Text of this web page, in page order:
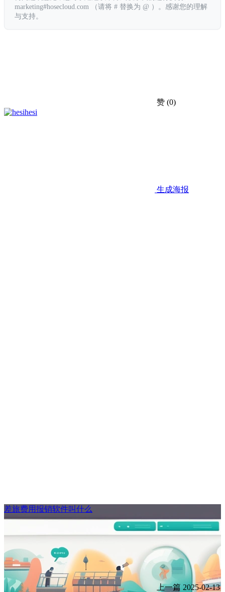
marketing#hosecloud.com （请将 # 替换为 @ ）。感谢您的理解
与支持。
赞 (0)
hesi
生成海报
差旅费用报销软件叫什么
上一篇 2025-02-13